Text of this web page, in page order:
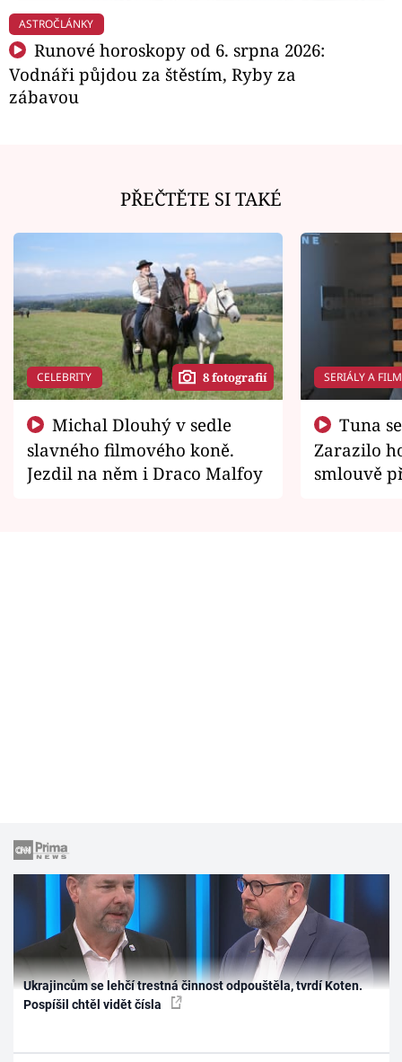
ASTROČLÁNKY
Runové horoskopy od 6. srpna 2026:
Vodnáři půjdou za štěstím, Ryby za
zábavou
PŘEČTĚTE SI TAKÉ
CELEBRITY 8 fotografií
slavného filmového koně.
Jezdil na něm i Draco Malfoy
SERIÁLY A
Zarazilo
smlouvě
Ukrajincům se lehčí trestná činnost odpouštěla, tvrdí Koten.
Pospíšil chtěl vidět čísla